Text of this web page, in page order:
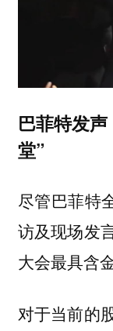
巴菲特发
堂”
尽管巴菲特
访及现场发
大会最具含
对于当前的